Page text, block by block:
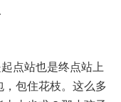
点站也是终点站上
包住花枝。这么多